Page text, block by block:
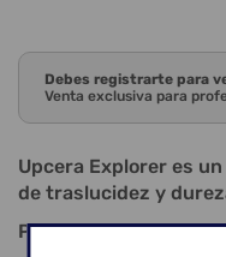
Debes registrarte para
Venta exclusiva para
Upcera Explorer es
de traslucidez y
Puede ser utilizados